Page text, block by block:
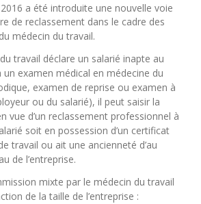
a été introduite une nouvelle voie
de reclassement dans le cadre des
médecin du travail.
travail déclare un salarié inapte au
examen médical en médecine du
examen de reprise ou examen à
ou du salarié), il peut saisir la
vue d’un reclassement professionnel à
soit en possession d’un certificat
travail ou ait une ancienneté d’au
de l’entreprise.
mixte par le médecin du travail
de la taille de l’entreprise :